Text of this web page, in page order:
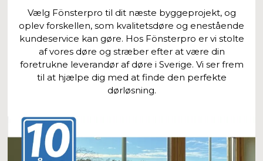
Vælg Fönsterpro til dit næste byggeprojekt, og
oplev forskellen, som kvalitetsdøre og enestående
kundeservice kan gøre. Hos Fönsterpro er vi stolte
af vores døre og stræber efter at være din
foretrukne leverandør af døre i Sverige. Vi ser frem
til at hjælpe dig med at finde den perfekte
dørløsning.